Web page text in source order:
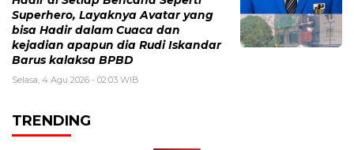
Superhero, Layaknya Avatar yang
bisa Hadir dalam Cuaca dan
kejadian apapun dia Rudi Iskandar
Barus kalaksa BPBD
Selasa, 4 Agu 2026 - 02:03 WIB
TRENDING